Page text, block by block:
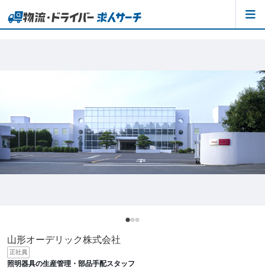
山形オーデリック株式会社
正社員
照明器具の生産管理・部品手配スタッフ